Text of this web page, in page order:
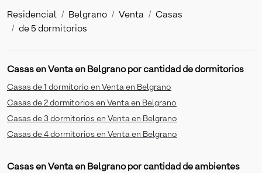
Residencial Belgrano Venta
Casas
de 5 dormitorios
Casas en Venta en Belgrano por cantidad de dormitorios
Casas de 1 dormitorio en Venta en Belgrano
Casas de 2 dormitorios en Venta en Belgrano
Casas de 3 dormitorios en Venta en Belgrano
Casas de 4 dormitorios en Venta en Belgrano
Casas en Venta en Belgrano por cantidad de ambientes